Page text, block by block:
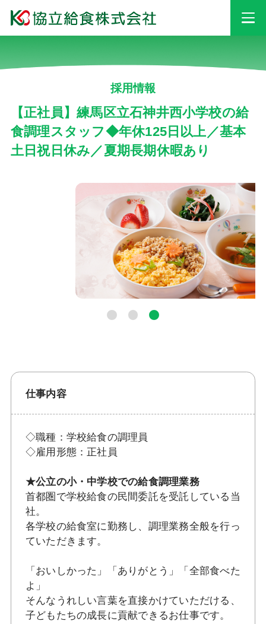
事業情報
安心・安全への取り組み
採用情報
会社情報
お知らせ
採用情報
【正社員】練馬区立石神井西小学校の給
食調理スタッフ◆年休125日以上／基本
土日祝日休み／夏期長期休暇あり
仕事内容
◇職種：学校給食の調理員
◇雇用形態：正社員
★公立の小・中学校での給食調理業務
首都圏で学校給食の民間委託を受託している当
社。
各学校の給食室に勤務し、調理業務全般を行っ
ていただきます。
「おいしかった」「ありがとう」「全部食べた
よ」
そんなうれしい言葉を直接かけていただける、
子どもたちの成長に貢献できるお仕事です。